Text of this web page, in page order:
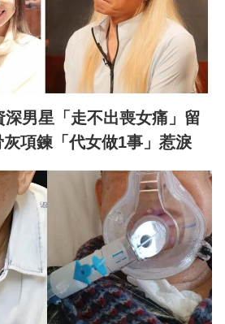
男星「走不出喪女痛」留
項鍊「代女做1事」惹淚